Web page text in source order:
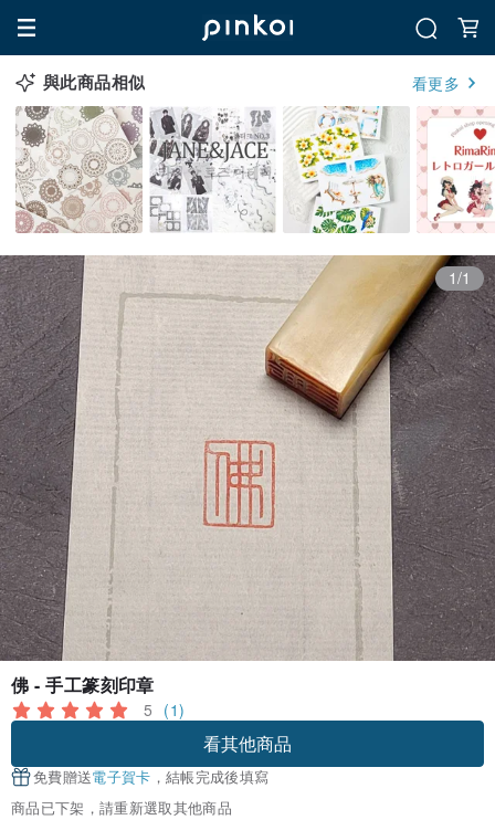
與此商品相似 看更多
1/1
佛 - 手工篆刻印章
5 (1)
看其他商品
免費贈送電子賀卡 ，結帳完成後填寫
商品已下架，請重新選取其他商品